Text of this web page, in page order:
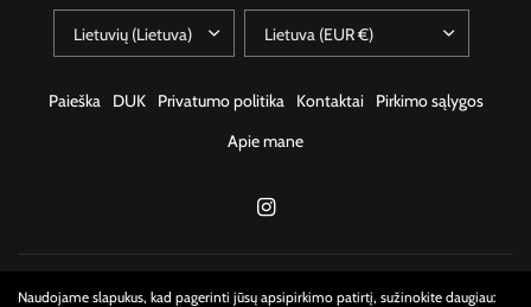
Paieška DUK Privatumo politika Kontaktai
Pirkimo sąlygos
Apie mane
© 2026 kvapniosdalybos, Visos teisės saugomos.
Naudojame slapukus, kad pagerinti jūsų apsipirkimo patirtį, sužinokite daugiau: